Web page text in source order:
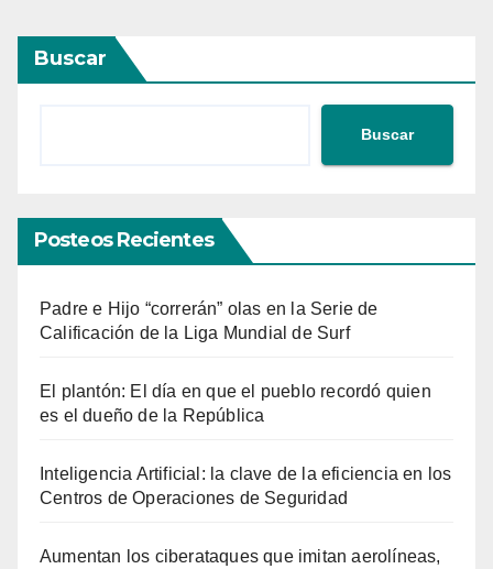
Buscar
Buscar
Posteos Recientes
Padre e Hijo “correrán” olas en la Serie de
Calificación de la Liga Mundial de Surf
El plantón: El día en que el pueblo recordó quien
es el dueño de la República
Inteligencia Artificial: la clave de la eficiencia en los
Centros de Operaciones de Seguridad
Aumentan los ciberataques que imitan aerolíneas,